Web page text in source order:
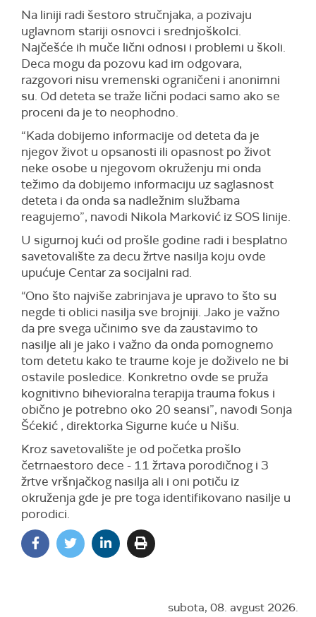
Na liniji radi šestoro stručnjaka, a pozivaju
uglavnom stariji osnovci i srednjoškolci.
Najčešće ih muče lični odnosi i problemi u školi.
Deca mogu da pozovu kad im odgovara,
razgovori nisu vremenski ograničeni i anonimni
su. Od deteta se traže lični podaci samo ako se
proceni da je to neophodno.
“Kada dobijemo informacije od deteta da je
njegov život u opsanosti ili opasnost po život
neke osobe u njegovom okruženju mi onda
težimo da dobijemo informaciju uz saglasnost
deteta i da onda sa nadležnim službama
reagujemo”, navodi Nikola Marković iz SOS linije.
U sigurnoj kući od prošle godine radi i besplatno
savetovalište za decu žrtve nasilja koju ovde
upućuje Centar za socijalni rad.
“Ono što najviše zabrinjava je upravo to što su
negde ti oblici nasilja sve brojniji. Jako je važno
da pre svega učinimo sve da zaustavimo to
nasilje ali je jako i važno da onda pomognemo
tom detetu kako te traume koje je doživelo ne bi
ostavile posledice. Konkretno ovde se pruža
kognitivno bihevioralna terapija trauma fokus i
obično je potrebno oko 20 seansi”, navodi Sonja
Šćekić , direktorka Sigurne kuće u Nišu.
Kroz savetovalište je od početka prošlo
četrnaestoro dece - 11 žrtava porodičnog i 3
žrtve vršnjačkog nasilja ali i oni potiču iz
okruženja gde je pre toga identifikovano nasilje u
porodici.
subota, 08. avgust 2026.